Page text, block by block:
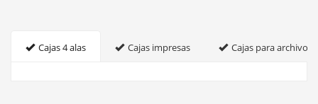
Cajas 4 alas Cajas impresas Cajas para archivo